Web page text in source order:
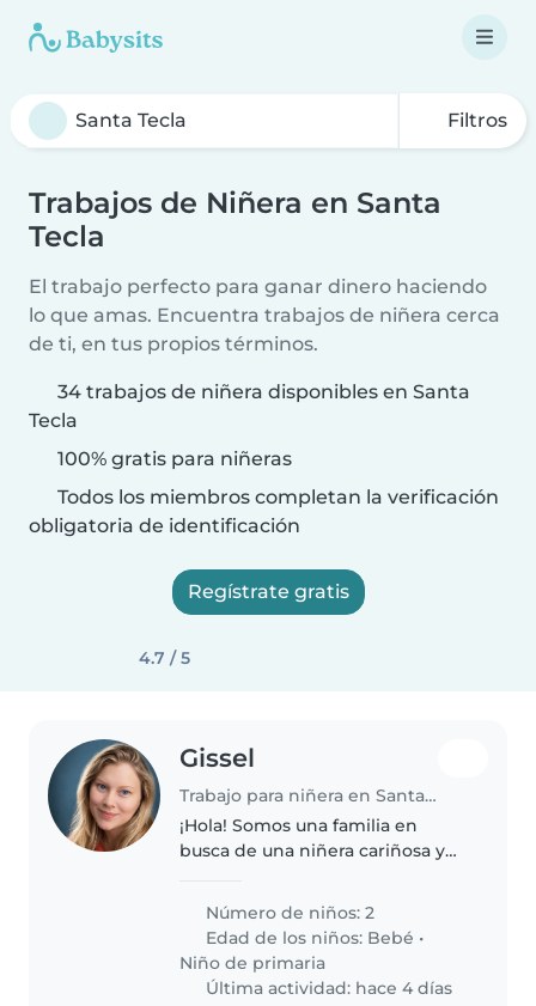
Filtros
Trabajos de Niñera en Santa
Tecla
El trabajo perfecto para ganar dinero haciendo
lo que amas. Encuentra trabajos de niñera cerca
de ti, en tus propios términos.
34 trabajos de niñera disponibles en Santa
Tecla
100% gratis para niñeras
Todos los miembros completan la verificación
obligatoria de identificación
Regístrate gratis
4.7 / 5
Gissel
Trabajo para niñera en Santa Tecla
¡Hola! Somos una familia en
busca de una niñera cariñosa y
nuestros dos hijos, un bebé y un
niño en edad escolar. Ambos son
muy energéticos, creativos e
inteligentes...
Número de niños: 2
Edad de los niños: Bebé •
Niño de primaria
Última actividad: hace 4 días